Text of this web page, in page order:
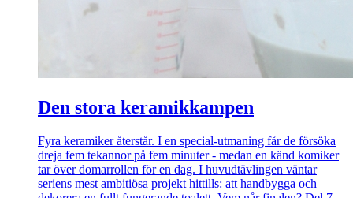
Den stora keramikkampen
Fyra keramiker återstår. I en special-utmaning får de försöka
dreja fem tekannor på fem minuter - medan en känd komiker
tar över domarrollen för en dag. I huvudtävlingen väntar
seriens mest ambitiösa projekt hittills: att handbygga och